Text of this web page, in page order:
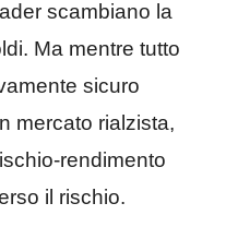
scambiano la
Ma mentre tutto
sicuro
mercato rialzista,
rendimento
il rischio.